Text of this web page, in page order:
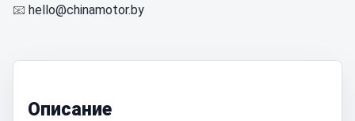
📧 hello@chinamotor.by
Описание